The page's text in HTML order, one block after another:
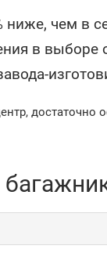
ниже, чем в
в выборе
достаточно